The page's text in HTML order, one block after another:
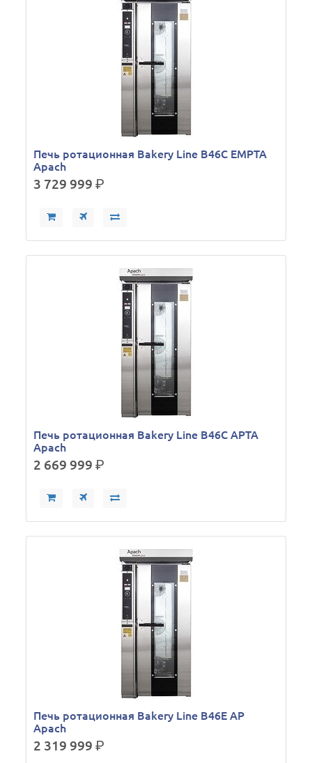
Печь ротационная Bakery Line B46C EMPTA
Apach
3 729 999р.
Печь ротационная Bakery Line B46C АPTA
Apach
2 669 999р.
Печь ротационная Bakery Line B46E AP
Apach
2 319 999р.